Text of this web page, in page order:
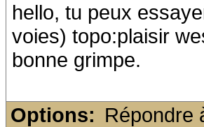
hello, tu peux
voies) topo:plaisir
bonne grimpe.
Options: Répondre